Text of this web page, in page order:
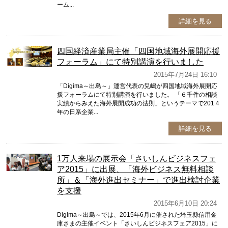
ーム...
詳細を見る
四国経済産業局主催「四国地域海外展開応援
フォーラム」にて特別講演を行いました
2015年7月24日 16:10
「Digima～出島～」運営代表の兒嶋が四国地域海外展開応
援フォーラムにて特別講演を行いました。 「６千件の相談
実績からみえた海外展開成功の法則」というテーマで201４
年の日系企業...
詳細を見る
1万人来場の展示会「さいしんビジネスフェ
ア2015」に出展、「海外ビジネス無料相談
所」＆「海外進出セミナー」で進出検討企業
を支援
2015年6月10日 20:24
Digima～出島～では、2015年6月に催された埼玉縣信用金
庫さまの主催イベント「さいしんビジネスフェア2015」に